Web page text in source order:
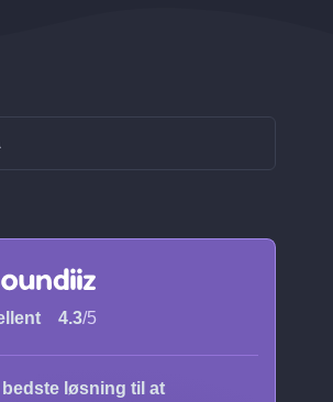
4.3/5
bedste løsning til at